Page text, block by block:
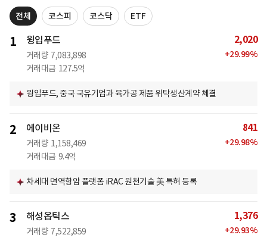
전체 코스피 코스닥 ETF
1 윙입푸드
거래량 7,083,898
거래대금 127.5억
2,020
+29.99%
윙입푸드, 중국 국유기업과 육가공 제품 위탁생산계약 체결
2 에이비온
거래량 1,158,469
거래대금 9.4억
841
+29.98%
차세대 면역항암 플랫폼 iRAC 원천기술 美 특허 등록
3 해성옵틱스
거래량 7,522,859
1,376
+29.93%